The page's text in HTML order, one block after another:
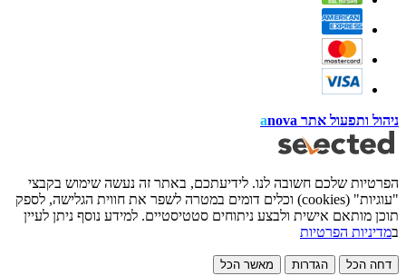
ניהול ותפעול אתר anova
הפרטיות שלכם חשובה לנו. לידיעתכם, באתר זה נעשה שימוש בקבצי
"עוגיות" (cookies) וכלים דומים במטרה לשפר את חווית הגלישה, לספק
תוכן מותאם אישית ולבצע ניתוחים סטטיסטיים. למידע נוסף ניתן לעיין
במדיניות הפרטיות
דחה הכל הגדרות מאשר הכל